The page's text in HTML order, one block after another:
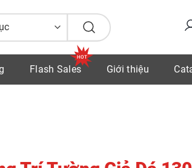
Flash Sales Giới thiệu